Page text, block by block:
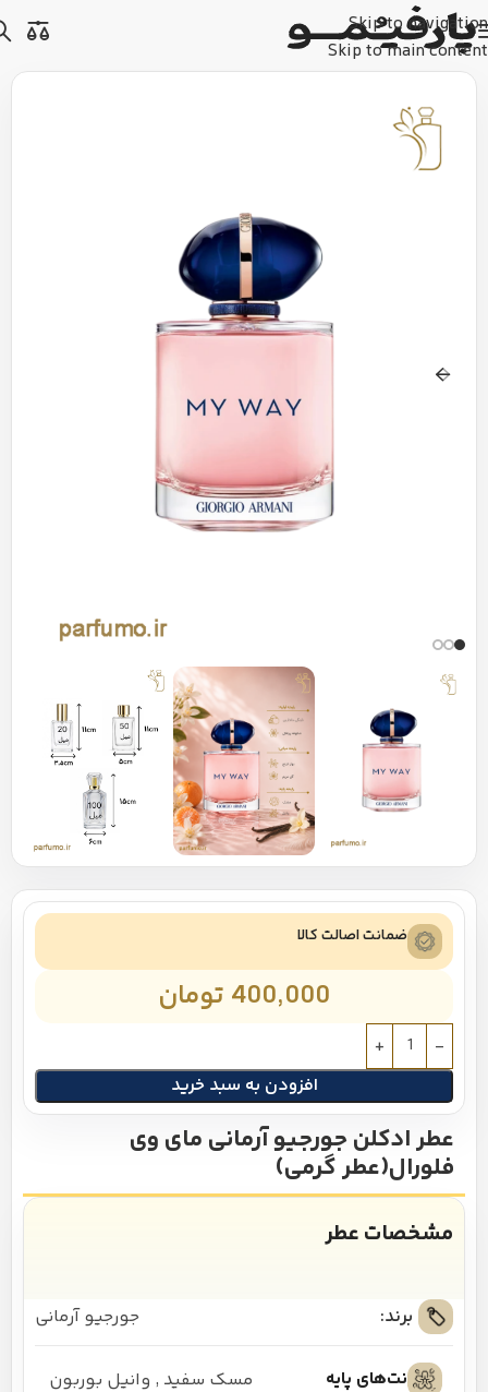
Skip to navigation
Skip to main content
ضمانت اصالت کالا
400,000 تومان
افزودن به سبد خرید
عطر ادکلن جورجیو آرمانی مای وی
فلورال(عطر گرمی)
مشخصات عطر
برند: جورجیو آرمانی
نت‌های پایه مسک سفید , وانیل بوربون